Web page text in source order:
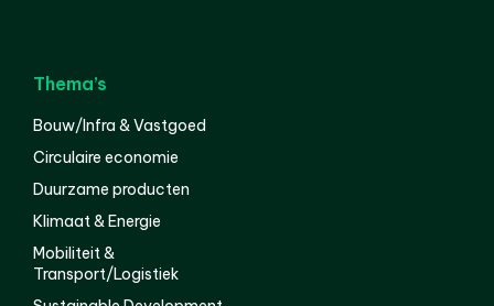
Thema’s
Bouw/Infra & Vastgoed
Circulaire economie
Duurzame producten
Klimaat & Energie
Mobiliteit &
Transport/Logistiek